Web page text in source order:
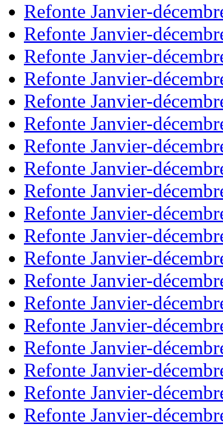
Refonte Janvier-
Refonte Janvier-
Refonte Janvier-
Refonte Janvier-
Refonte Janvier-
Refonte Janvier-
Refonte Janvier-
Refonte Janvier-
Refonte Janvier-
Refonte Janvier-
Refonte Janvier-
Refonte Janvier-
Refonte Janvier-
Refonte Janvier-
Refonte Janvier-
Refonte Janvier-
Refonte Janvier-
Refonte Janvier-
Refonte Janvier-